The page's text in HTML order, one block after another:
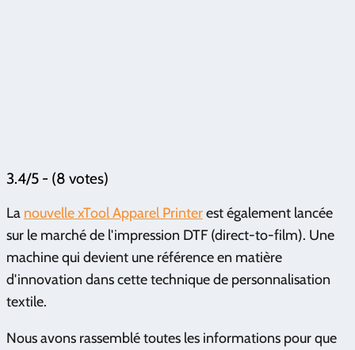
3.4/5 - (8 votes)
La nouvelle xTool Apparel Printerest également lancée
sur le marché de l'impression DTF (direct-to-film). Une
machine qui devient une référence en matière
d'innovation dans cette technique de personnalisation
textile.
Nous avons rassemblé toutes les informations pour que